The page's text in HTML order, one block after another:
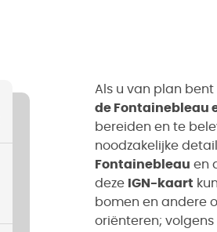
Als u van plan
de Fontainebleau
bereiden en te
noodzakelijke
Fontainebleau en
deze IGN-kaart
bomen en andere
oriënteren;